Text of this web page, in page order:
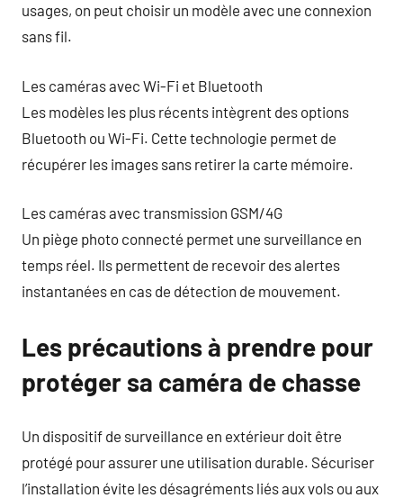
usages, on peut choisir un modèle avec une connexion
sans fil.
Les caméras avec Wi-Fi et Bluetooth
Les modèles les plus récents intègrent des options
Bluetooth ou Wi-Fi. Cette technologie permet de
récupérer les images sans retirer la carte mémoire.
Les caméras avec transmission GSM/4G
Un piège photo connecté permet une surveillance en
temps réel. Ils permettent de recevoir des alertes
instantanées en cas de détection de mouvement.
Les précautions à prendre pour
protéger sa caméra de chasse
Un dispositif de surveillance en extérieur doit être
protégé pour assurer une utilisation durable. Sécuriser
l’installation évite les désagréments liés aux vols ou aux